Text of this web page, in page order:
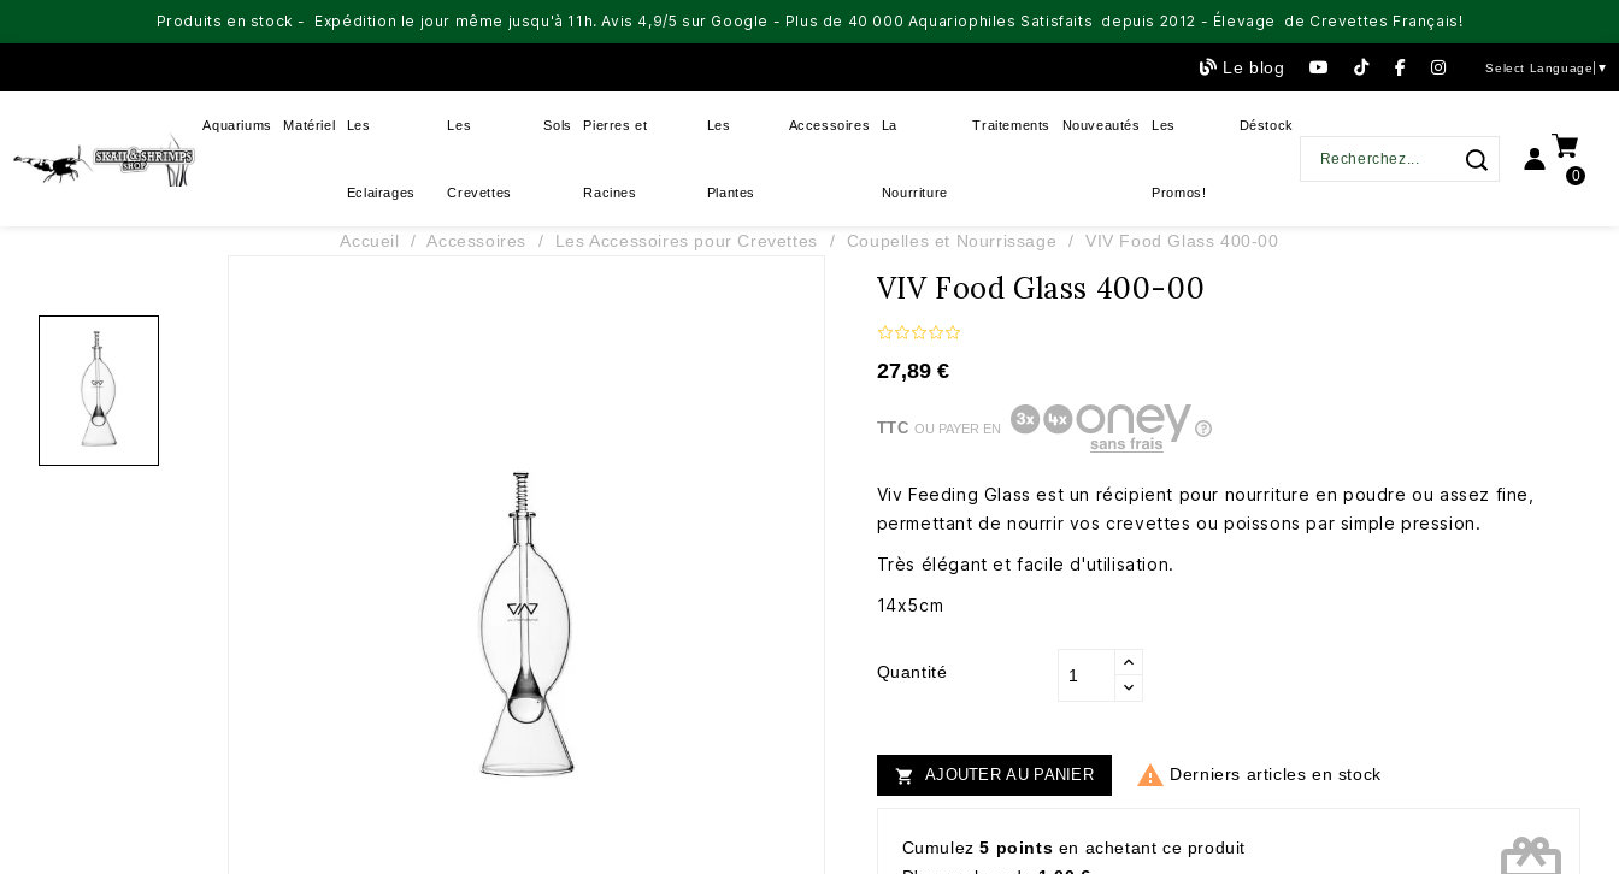
Produits en stock - Expédition le jour même jusqu'à 11h. Avis 4,9/5 sur Google - Plus de 40 000 Aquariophiles Satisfaits depuis 2012 - Élevage de Crevettes Français!
Le blog Select Language ▼
Aquariums Matériel Les
Eclairages
Les
Crevettes
Sols Pierres et
Racines
Les
Plantes
Accessoires La
Nourriture
Traitements Nouveautés Les
Promos!
Déstock
0
Accueil Accessoires Les Accessoires pour Crevettes Coupelles et Nourrissage VIV Food Glass 400-00
VIV Food Glass 400-00
27,89 €
TTCOU PAYER EN
Viv Feeding Glass est un récipient pour nourriture en poudre ou assez fine,
permettant de nourrir vos crevettes ou poissons par simple pression.
Très élégant et facile d'utilisation.
14x5cm
Quantité
 AJOUTER AU PANIER  Derniers articles en stock
Cumulez5 points en achetant ce produit